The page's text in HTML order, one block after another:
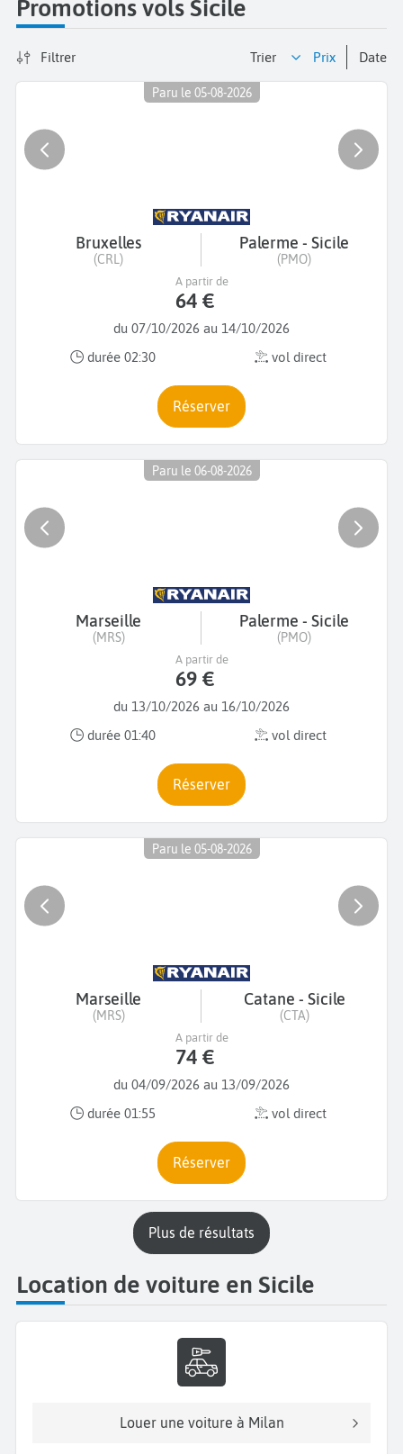
Promotions vols Sicile
Filtrer Trier prix date
Paru le 05-08-2026
Bruxelles
(CRL)
Palerme - Sicile
(PMO)
du 07/10/2026 au 14/10/2026
durée 02:30
vol direct
A partir de
64 €
Réserver
Paru le 06-08-2026
Marseille
(MRS)
Palerme - Sicile
(PMO)
du 13/10/2026 au 16/10/2026
durée 01:40
vol direct
A partir de
69 €
Réserver
Paru le 05-08-2026
Marseille
(MRS)
Catane - Sicile
(CTA)
du 04/09/2026 au 13/09/2026
durée 01:55
vol direct
A partir de
74 €
Réserver
plus de résultats
Location de voiture en Sicile
Louer une voiture à Milan